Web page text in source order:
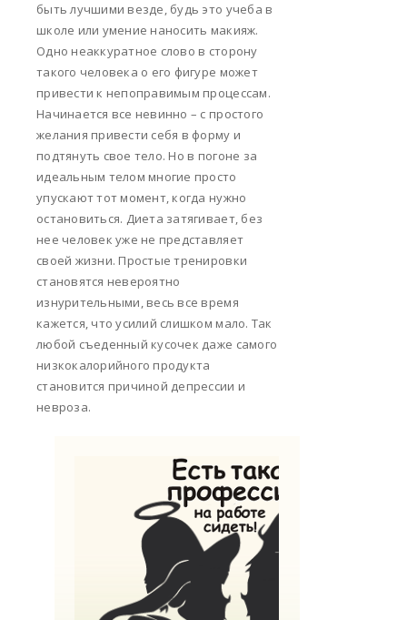
быть лучшими везде, будь это учеба в
школе или умение наносить макияж.
Одно неаккуратное слово в сторону
такого человека о его фигуре может
привести к непоправимым процессам.
Начинается все невинно – с простого
желания привести себя в форму и
подтянуть свое тело. Но в погоне за
идеальным телом многие просто
упускают тот момент, когда нужно
остановиться. Диета затягивает, без
нее человек уже не представляет
своей жизни. Простые тренировки
становятся невероятно
изнурительными, весь все время
кажется, что усилий слишком мало. Так
любой съеденный кусочек даже самого
низкокалорийного продукта
становится причиной депрессии и
невроза.